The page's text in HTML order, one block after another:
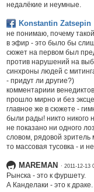
недалёкие и неумные.
Konstantin Zatsepin
не понимаю, почему
в эфир - это было бы
сюжет на первом был
против нарушений на
синхроны людей с
- придут ли другие?)
комментариии
прошло мирно и без
главное же в сюжете -
были рады! никто никого
не показано ни одного
словом, рядовой зритель
то массовая тусовка - и
MAREMAN · 2011-12-13
Рынска - это к фуршету.
А Канделаки - это к драке.